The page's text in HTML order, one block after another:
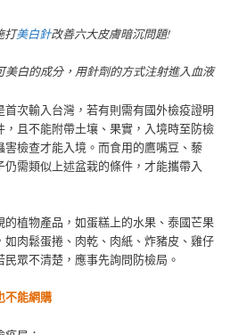
打美白針改善六大皮膚暗沉問題!
美白的成分，用針劑的方式注射進入血液
次輸入台灣，若有則需有國外檢疫證明
且不能附帶土壤、果實，入境時至防檢
害檢查才能入境。而食用的鷹嘴豆、藜
需類似上述盆栽的條件，才能攜帶入
的植物產品，如蛋糕上的水果、泰國芒果
肉鬆蛋捲、肉乾、肉紙、炸豬皮、雞仔
眾不清楚，應事先詢問防檢局。
能網購